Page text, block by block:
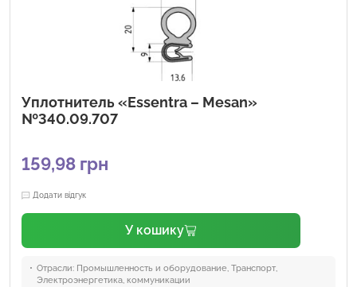
Уплотнитель «Essentra – Mesan»
№340.09.707
159,98 грн
Додати відгук
У кошику
Отрасли: Промышленность и оборудование, Транспорт,
Электроэнергетика, коммуникации